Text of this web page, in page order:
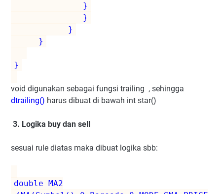
}
}
}
}
}
void digunakan sebagai fungsi trailing , sehingga
dtrailing() harus dibuat di bawah int star()
3. Logika buy dan sell
sesuai rule diatas maka dibuat logika sbb:
double MA2